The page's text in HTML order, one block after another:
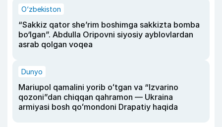
O‘zbekiston
“Sakkiz qator she’rim boshimga sakkizta bomba
bo‘lgan”. Abdulla Oripovni siyosiy ayblovlardan
asrab qolgan voqea
Dunyo
Mariupol qamalini yorib oʻtgan va “Izvarino
qozoni”dan chiqqan qahramon — Ukraina
armiyasi bosh qoʻmondoni Drapatiy haqida